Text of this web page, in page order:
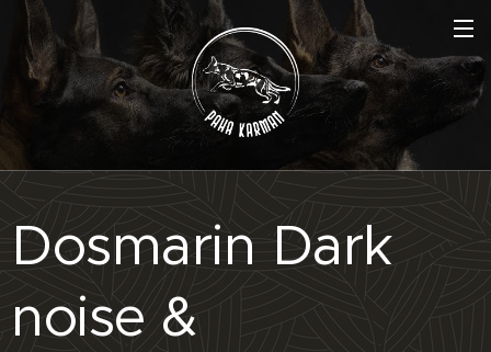
Dosmarin Dark
noise &